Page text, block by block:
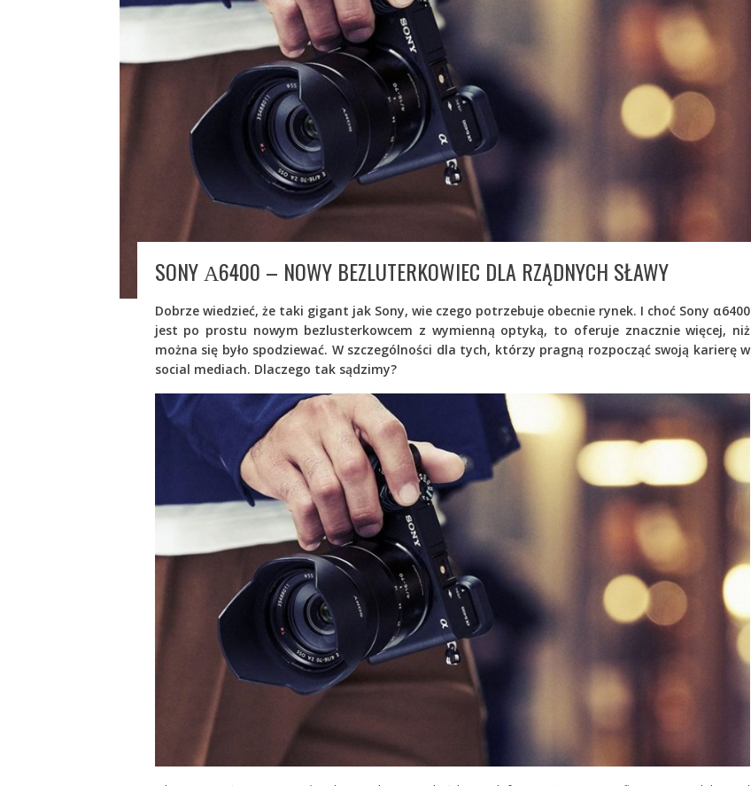
SONY Α6400 – NOWY BEZLUTERKOWIEC DLA RZĄDNYCH SŁAWY
Dobrze wiedzieć, że taki gigant jak Sony, wie czego potrzebuje obecnie rynek. I choć Sony α6400
jest po prostu nowym bezlusterkowcem z wymienną optyką, to oferuje znacznie więcej, niż
można się było spodziewać. W szczególności dla tych, którzy pragną rozpocząć swoją karierę w
social mediach. Dlaczego tak sądzimy?